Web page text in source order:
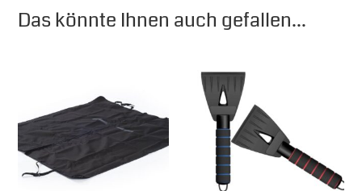
Das könnte Ihnen auch gefallen...